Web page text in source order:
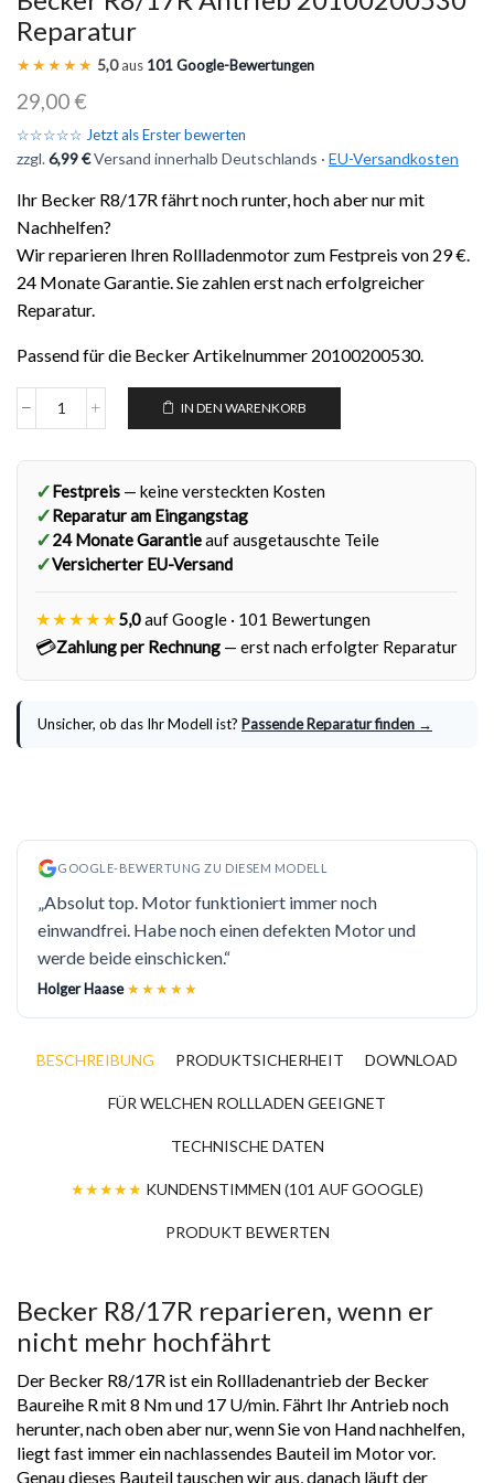
Reparatur
★★★★★ 5,0aus 101 Google-Bewertungen
29,00€
☆☆☆☆☆ Jetzt als Erster bewerten
zzgl.6,99 €Versand innerhalb Deutschlands · EU-Versandkosten
Ihr Becker R8/17R fährt noch runter, hoch aber nur mit
Nachhelfen?
Wir reparieren Ihren Rollladenmotor zum Festpreis von 29 €.
24 Monate Garantie. Sie zahlen erst nach erfolgreicher
Reparatur.
Passend für die Becker Artikelnummer 20100200530.
IN DEN WARENKORB
✓Festpreis — keine versteckten Kosten
✓Reparatur am Eingangstag
✓24 Monate Garantieauf ausgetauschte Teile
✓Versicherter EU-Versand
★★★★★5,0auf Google · 101 Bewertungen
💳Zahlung per Rechnung — erst nach erfolgter Reparatur
Unsicher, ob das Ihr Modell ist? Passende Reparatur finden →
GOOGLE-BEWERTUNG ZU DIESEM MODELL
„Absolut top. Motor funktioniert immer noch
einwandfrei. Habe noch einen defekten Motor und
werde beide einschicken.“
Holger Haase ★★★★★
BESCHREIBUNG PRODUKTSICHERHEIT DOWNLOAD
FÜR WELCHEN ROLLLADEN GEEIGNET
TECHNISCHE DATEN
★★★★★ KUNDENSTIMMEN (101 AUF GOOGLE)
PRODUKT BEWERTEN
Becker R8/17R reparieren, wenn er
nicht mehr hochfährt
Der Becker R8/17R ist ein Rollladenantrieb der Becker
Baureihe R mit 8 Nm und 17 U/min. Fährt Ihr Antrieb noch
herunter, nach oben aber nur, wenn Sie von Hand nachhelfen,
liegt fast immer ein nachlassendes Bauteil im Motor vor.
Genau dieses Bauteil tauschen wir aus, danach läuft der